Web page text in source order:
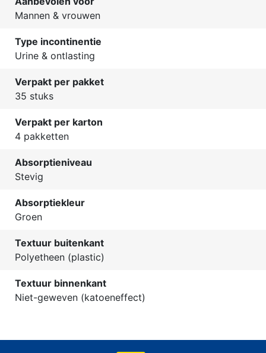
Mannen & vrouwen
Type incontinentie
Urine & ontlasting
Verpakt per pakket
35 stuks
Verpakt per karton
4 pakketten
Absorptieniveau
Stevig
Absorptiekleur
Groen
Textuur buitenkant
Polyetheen (plastic)
Textuur binnenkant
Niet-geweven (katoeneffect)